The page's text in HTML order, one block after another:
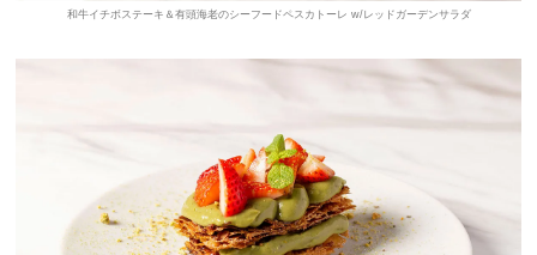
和牛イチボステーキ＆有頭海老のシーフードペスカトーレ w/レッドガーデンサラダ